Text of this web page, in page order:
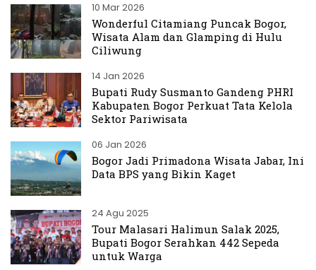
10 Mar 2026
Wonderful Citamiang Puncak Bogor,
Wisata Alam dan Glamping di Hulu
Ciliwung
14 Jan 2026
Bupati Rudy Susmanto Gandeng PHRI
Kabupaten Bogor Perkuat Tata Kelola
Sektor Pariwisata
06 Jan 2026
Bogor Jadi Primadona Wisata Jabar, Ini
Data BPS yang Bikin Kaget
24 Agu 2025
Tour Malasari Halimun Salak 2025,
Bupati Bogor Serahkan 442 Sepeda
untuk Warga